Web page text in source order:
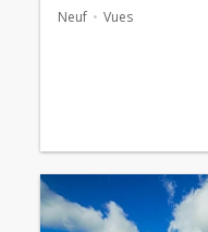
Neuf Vues